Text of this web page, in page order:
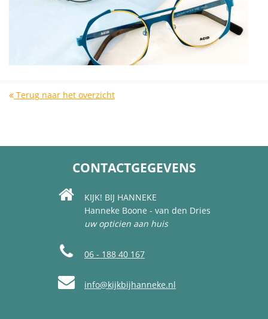
Terug naar het overzicht
CONTACTGEGEVENS
KIJK! BIJ HANNEKE
Hanneke Boone - van den Dries
uw opticien aan huis
06 - 188 40 167
info@kijkbijhanneke.nl